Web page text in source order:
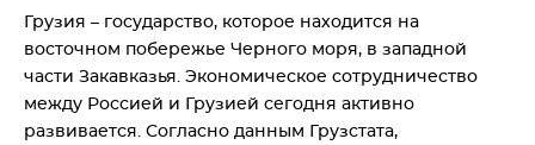
Грузия – государство, которое находится на
восточном побережье Черного моря, в западной
части Закавказья. Экономическое сотрудничество
между Россией и Грузией сегодня активно
развивается. Согласно данным Грузстата,